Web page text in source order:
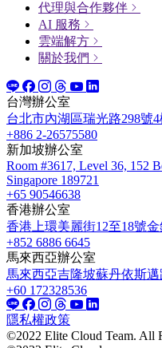
代理與合作夥伴
AI 服務
雲端解方
關於我們
台灣辦公室
台北市內湖區瑞光路298號4
+886 2-26575580
新加坡辦公室
Room #3617, Level 36, 152
Singapore 189721
+65 90546638
香港辦公室
香港上環美麗街12至18號
+852 6886 6645
馬來西亞辦公室
馬來西亞吉隆坡蘇丹依斯邁
+60 172328536
隱私權政策
©2022 Elite Cloud Team. All